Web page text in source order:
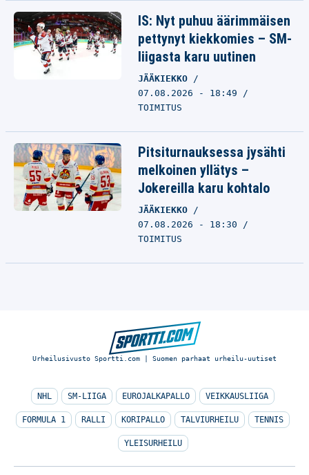
IS: Nyt puhuu äärimmäisen
pettynyt kiekkomies – SM-
liigasta karu uutinen
JÄÄKIEKKO
07.08.2026 - 18:49
TOIMITUS
Pitsiturnauksessa jysähti
melkoinen yllätys –
Jokereilla karu kohtalo
JÄÄKIEKKO
07.08.2026 - 18:30
TOIMITUS
Urheilusivusto Sportti.com | Suomen parhaat urheilu-uutiset
NHL SM-LIIGA EUROJALKAPALLO VEIKKAUSLIIGA
FORMULA 1 RALLI KORIPALLO TALVIURHEILU TENNIS
YLEISURHEILU